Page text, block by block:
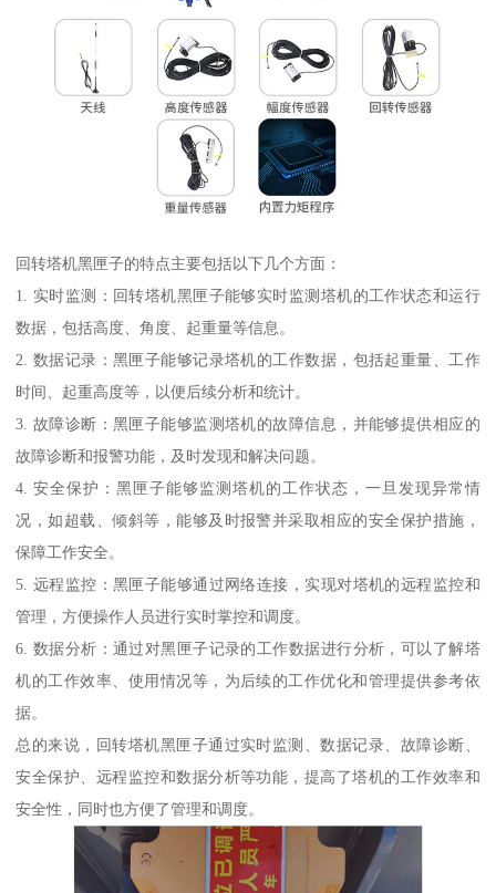
回转塔机黑匣子的特点主要包括以下几个方面：
1. 实时监测：回转塔机黑匣子能够实时监测塔机的工作状态和运行
数据，包括高度、角度、起重量等信息。
2. 数据记录：黑匣子能够记录塔机的工作数据，包括起重量、工作
时间、起重高度等，以便后续分析和统计。
3. 故障诊断：黑匣子能够监测塔机的故障信息，并能够提供相应的
故障诊断和报警功能，及时发现和解决问题。
4. 安全保护：黑匣子能够监测塔机的工作状态，一旦发现异常情
况，如超载、倾斜等，能够及时报警并采取相应的安全保护措施，
保障工作安全。
5. 远程监控：黑匣子能够通过网络连接，实现对塔机的远程监控和
管理，方便操作人员进行实时掌控和调度。
6. 数据分析：通过对黑匣子记录的工作数据进行分析，可以了解塔
机的工作效率、使用情况等，为后续的工作优化和管理提供参考依
据。
总的来说，回转塔机黑匣子通过实时监测、数据记录、故障诊断、
安全保护、远程监控和数据分析等功能，提高了塔机的工作效率和
安全性，同时也方便了管理和调度。